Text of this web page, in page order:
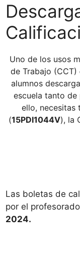
Uno de los usos
de Trabajo (CCT)
alumnos
escuela tanto de
ello, necesitas
(15PDI1044V), la
Las boletas de
por el profesorado
2024.